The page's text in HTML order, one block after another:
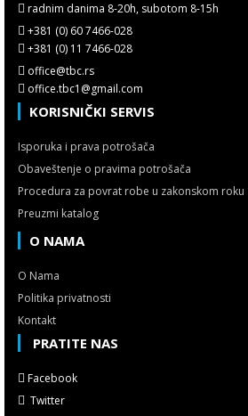
radnim danima 8-20h, subotom 8-15h
+381 (0) 60 7466-028
+381 (0) 11 7466-028
office@tbc.rs
office.tbc1@gmail.com
KORISNIČKI SERVIS
Isporuka i prava potrošača
Obaveštenje o pravima potrošača
Procedura za povrat robe u zakonskom roku
Preuzmi katalog
O NAMA
O Nama
Politika privatnosti
Kontakt
PRATITE NAS
Facebook
Twitter